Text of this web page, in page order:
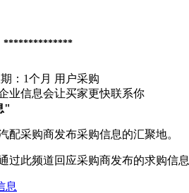
**************
：1个月 用户采购
业信息会让买家更快联系你
"
配采购商发布采购信息的汇聚地。
过此频道回应采购商发布的求购信息
息